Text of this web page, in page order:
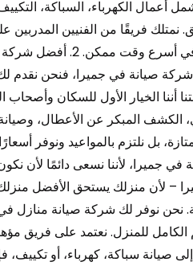
أعمال الكهرباء، السباكة،
نمتلك فريقًا من الفنيين
ونستخدم معدات متطورة لضمان تقديم
صيانة في جميرا، فنحن نقدم
أننا الخيار الأول للسكان وأصحاب
المبكر عن الأعطال،
بل نلتزم بالمواعيد ونوفر
جميرا، لأننا نسعى دائمًا لأن
منازل في جميرا – لأن منزلك يستحق الأفضل
نحن نوفر لك شركة صيانة منازل
للمنزل. نعتمد على فريق
صيانة سباكة، كهرباء، أو